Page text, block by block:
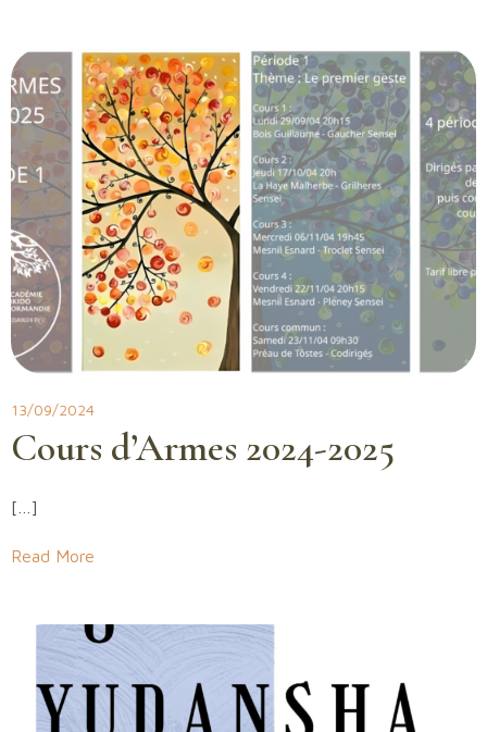
13/09/2024
Cours d’Armes 2024-2025
[…]
Read More